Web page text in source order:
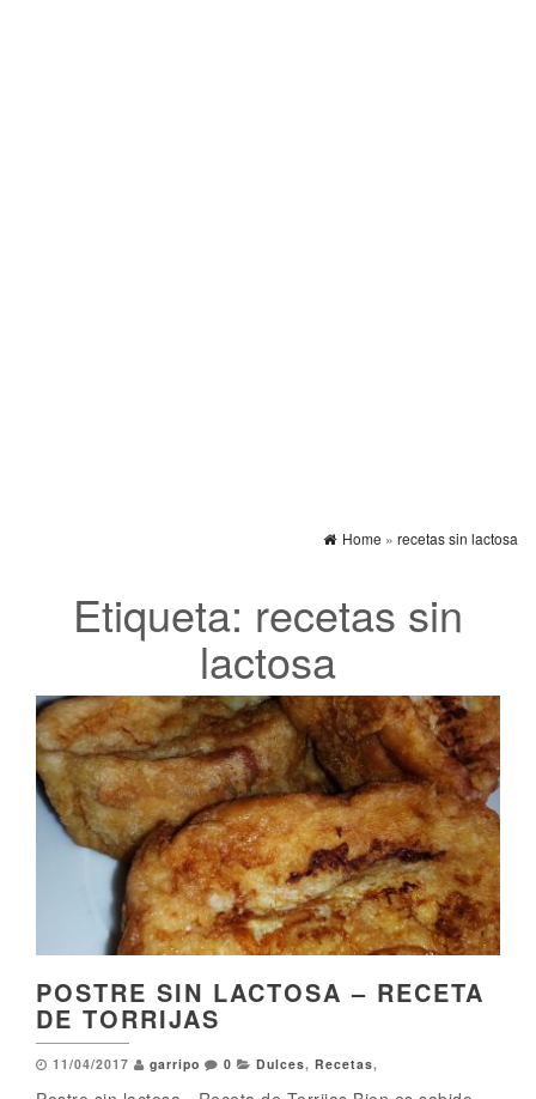
Home » recetas sin lactosa
Etiqueta: recetas sin
lactosa
POSTRE SIN LACTOSA – RECETA
DE TORRIJAS
11/04/2017 garripo 0 Dulces, Recetas,